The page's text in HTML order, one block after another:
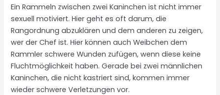
Ein Rammeln zwischen zwei Kaninchen ist nicht immer
sexuell motiviert. Hier geht es oft darum, die
Rangordnung abzuklären und dem anderen zu zeigen,
wer der Chef ist. Hier können auch Weibchen dem
Rammler schwere Wunden zufügen, wenn diese keine
Fluchtmöglichkeit haben. Gerade bei zwei männlichen
Kaninchen, die nicht kastriert sind, kommen immer
wieder schwere Verletzungen vor.